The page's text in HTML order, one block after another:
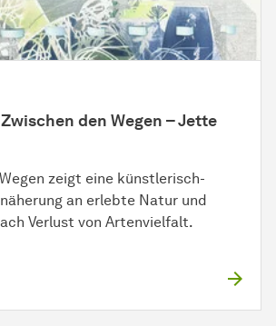
den Wegen – Jette
zeigt eine künstlerisch-
an erlebte Natur und
Verlust von Artenvielfalt.